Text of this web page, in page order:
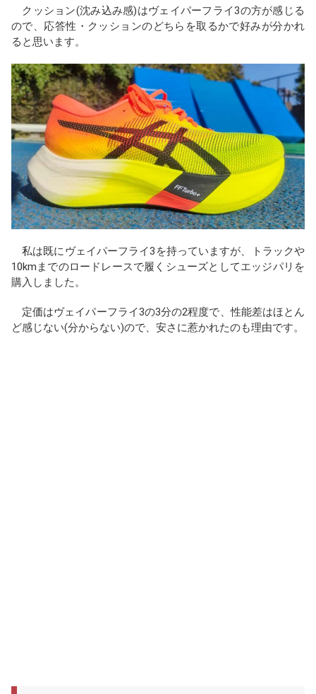
クッション(沈み込み感)はヴェイパーフライ3の方が感じる
ので、応答性・クッションのどちらを取るかで好みが分かれ
ると思います。
私は既にヴェイパーフライ3を持っていますが、トラックや
10kmまでのロードレースで履くシューズとしてエッジパリを
購入しました。
定価はヴェイパーフライ3の3分の2程度で、性能差はほとん
ど感じない(分からない)ので、安さに惹かれたのも理由です。